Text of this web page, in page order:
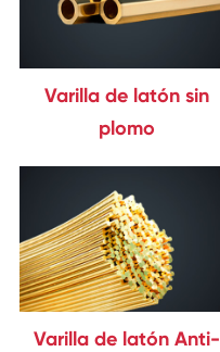
Varilla de latón sin
plomo
Varilla de latón Anti-